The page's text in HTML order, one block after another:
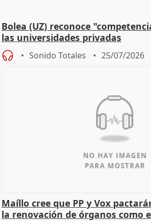
Bolea (UZ) reconoce
las universidades privadas
Sonido Totales 25/07/2026
Maíllo cree que PP y Vox
la renovación de órganos como